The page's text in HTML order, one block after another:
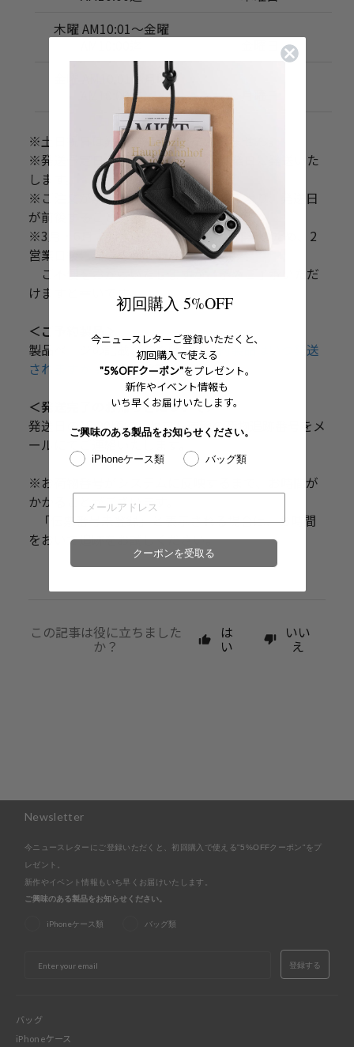
Newsletter
今ニュースレターにご登録いただくと、初回購入で使える"5%OFFクーポン"をプ
レゼント。
新作やイベント情報もいち早くお届けいたします。
ご興味のある製品をお知らせください。
iPhoneケース類 バッグ類
登録する
バッグ
iPhoneケース
初回購入 5%OFF
今ニュースレターご登録いただくと、
初回購入で使える
"5%OFFクーポン"をプレゼント。
新作やイベント情報も
いち早くお届けいたします。
ご興味のある製品をお知らせください。
iPhoneケース類 バッグ類
クーポンを受取る